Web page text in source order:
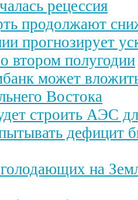
рецессия
продолжают
прогнозирует
втором полугодии
может
Востока
строить АЭС
дефицит
на